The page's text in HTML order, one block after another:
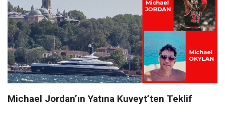
Michael Jordan’ın Yatına Kuveyt’ten Teklif